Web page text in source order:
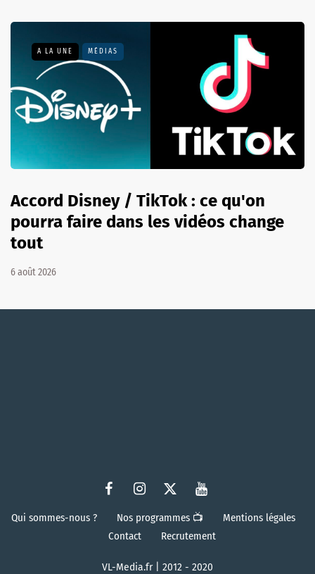
A LA UNE MÉDIAS
Accord Disney / TikTok : ce qu'on
pourra faire dans les vidéos change
tout
6 août 2026
Qui sommes-nous ? Nos programmes 📺
Mentions légales
Contact
Recrutement
VL-Media.fr | 2012 - 2020